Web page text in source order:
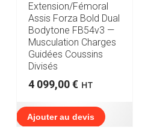
Extension/Fémoral
Assis Forza Bold Dual
Bodytone FB54v3 —
Musculation Charges
Guidées Coussins
Divisés
4 099,00€ HT
Ajouter au devis